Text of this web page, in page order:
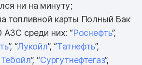
ни на минуту;
топливной карты Полный Бак
АЗС среди них: “Роснефть”,
”, “Лукойл”, “Татнефть”,
Тебойл”, “Сургутнефтегаз”,